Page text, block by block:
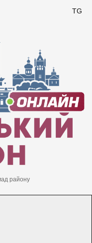
TG
району